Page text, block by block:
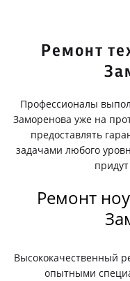
Ремонт
Профессионалы
Заморенова уже на
предоставлять
задачами любого
Ремонт
Высококачественный
опытными